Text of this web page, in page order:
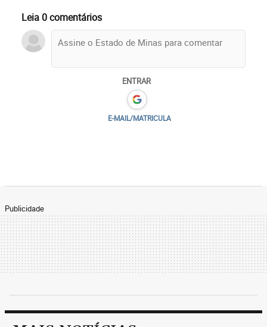
Leia 0 comentários
ENTRAR
E-MAIL/MATRICULA
Publicidade